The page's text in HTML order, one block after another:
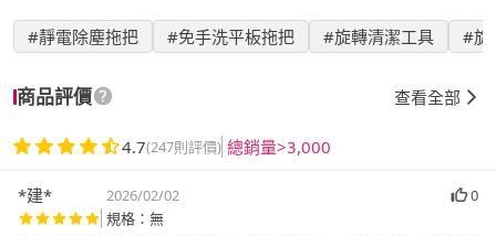
#靜電除塵拖把 #免手洗平板拖把 #旋轉清潔工具 #旋
商品評價 查看全部
4.7(247則評價) 總銷量>3,000
*建* 2026/02/02
0
規格：無